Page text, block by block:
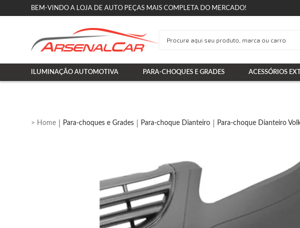
BEM-VINDO A LOJA DE AUTO PEÇAS MAIS COMPLETA DO MERCADO!
ILUMINAÇÃO AUTOMOTIVA PARA-CHOQUES E GRADES ACESSÓRIOS
Para-choques e Grades Para-choque Dianteiro Para-choque Dianteiro